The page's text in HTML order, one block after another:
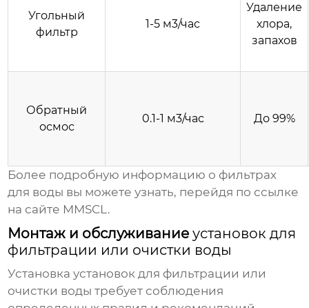
Угольный
фильтр
1-5 м3/час
Удаление
хлора,
запахов
Обратный
осмос
0.1-1 м3/час До 99%
Более подробную информацию о фильтрах
для воды вы можете узнать, перейдя по ссылке
на сайте MMSCL.
Монтаж и обслуживаниеустановок для
фильтрации или очистки воды
Установкаустановок для фильтрации или
очистки воды требует соблюдения